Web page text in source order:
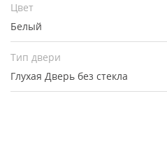
Цвет
Белый
Тип двери
Глухая Дверь без стекла